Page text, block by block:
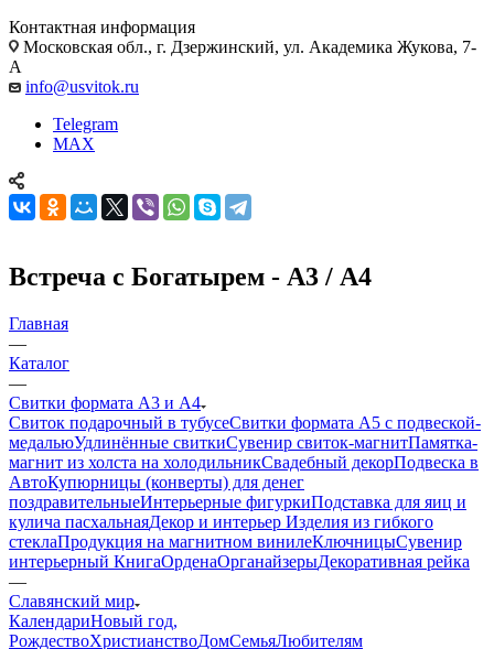
Контактная информация
Московская обл., г. Дзержинский, ул. Академика Жукова, 7-
А
info@usvitok.ru
Telegram
MAX
Встреча с Богатырем - А3 / А4
Главная
—
Каталог
—
Свитки формата А3 и А4
Свиток подарочный в тубусеСвитки формата А5 с подвеской-
медальюУдлинённые свиткиСувенир свиток-магнитПамятка-
магнит из холста на холодильникСвадебный декорПодвеска в
АвтоКупюрницы (конверты) для денег
поздравительныеИнтерьерные фигуркиПодставка для яиц и
кулича пасхальнаяДекор и интерьер Изделия из гибкого
стеклаПродукция на магнитном винилеКлючницыСувенир
интерьерный КнигаОрденаОрганайзерыДекоративная рейка
—
Славянский мир
КалендариНовый год,
РождествоХристианствоДомСемьяЛюбителям